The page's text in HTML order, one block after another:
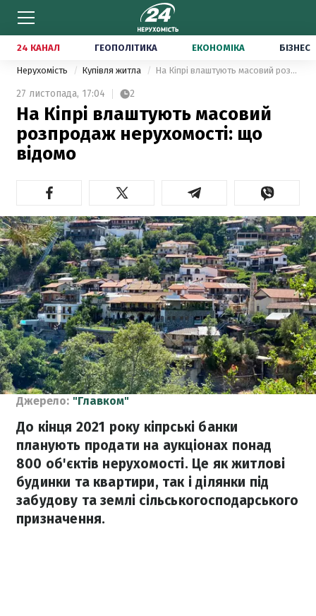
24 КАНАЛ ГЕОПОЛІТИКА ЕКОНОМІКА БІЗНЕС
Нерухомість Купівля житла На Кіпрі влаштують масовий розпродаж нерухомості: що відомо
27 листопада, 17:04 2
На Кіпрі влаштують масовий
розпродаж нерухомості: що
відомо
Джерело: "Главком"
До кінця 2021 року кіпрські банки
планують продати на аукціонах понад
800 об'єктів нерухомості. Це як житлові
будинки та квартири, так і ділянки під
забудову та землі сільськогосподарського
призначення.